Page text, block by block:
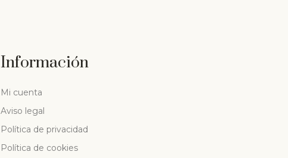
Información
Mi cuenta
Aviso legal
Política de privacidad
Política de cookies